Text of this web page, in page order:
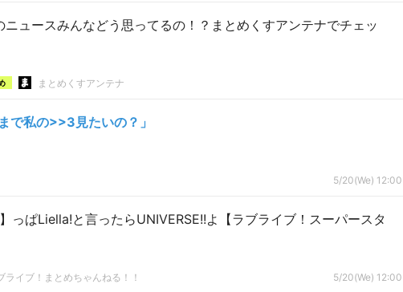
ニュースみんなどう思ってるの！？まとめくすアンテナでチェッ
まとめくすアンテナ
で私の>>3見たいの？」
5/20(We) 12:00
】っぱLiella!と言ったらUNIVERSE!!よ【ラブライブ！スーパースタ
ライブ！まとめちゃんねる！！ 5/20(We) 12:00